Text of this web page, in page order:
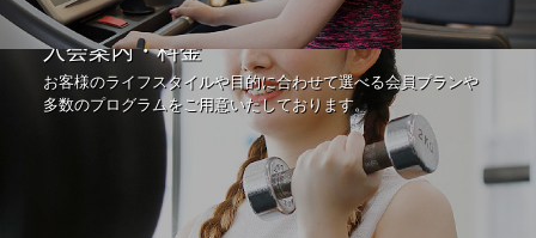
入会案内・料金
お客様のライフスタイルや目的に合わせて選べる会員プランや
多数のプログラムをご用意いたしております。